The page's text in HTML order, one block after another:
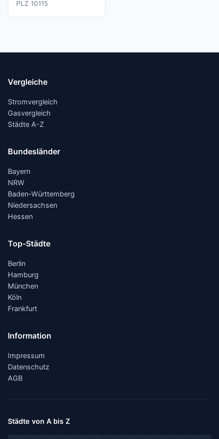
PLZ 10115
Vergleiche
Stromvergleich
Gasvergleich
Städte A-Z
Bundesländer
Bayern
NRW
Baden-Württemberg
Niedersachsen
Hessen
Top-Städte
Berlin
Hamburg
München
Köln
Frankfurt
Information
Impressum
Datenschutz
AGB
Städte von A bis Z